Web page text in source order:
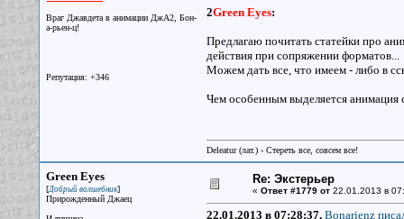
Враг Джавдета в анимации ДжА2, Бон-
а-рьен-ц!
Репутация: +346
2Green Eyes:
Предлагаю почитать статейки про
действия при сопряжении форматов...
Можем дать все, что имеем - либо в
Чем особенным выделяется анимация
Deleatur (лат.) - Стереть все, совсем все!
Green Eyes
[Добрый волшебник]
Прирожденный Джаец
Re: Экстерьер
« Ответ #1779 от22.01.2013 в
22.01.2013 в 07:28:37, Bonarienz